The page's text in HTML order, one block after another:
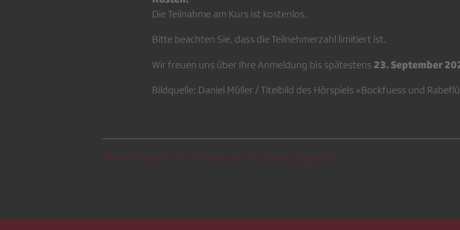
Die Teilnahme am Kurs ist kostenlos.
Bitte beachten Sie, dass die Teilnehmerzahl limitiert ist.
Wir freuen uns über Ihre Anmeldung bis spätestens 23. September
Bildquelle: Daniel Müller / Titelbild des Hörspiels «Bockfuess und
Die Anmeldefrist für diesen Event ist bereits abgelaufen.